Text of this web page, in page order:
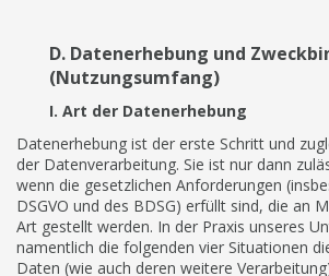
D. Datenerhebung und
(Nutzungsumfang)
I. Art der Datenerhebung
Datenerhebung ist der erste Schritt und
der Datenverarbeitung. Sie ist nur dann
wenn die gesetzlichen Anforderungen
DSGVO und des BDSG) erfüllt sind, die an
Art gestellt werden. In der Praxis unseres
namentlich die folgenden vier Situationen
Daten (wie auch deren weitere